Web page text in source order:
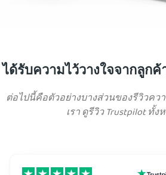
ได้รับความไว้วางใจจากลูก
ต่อไปนี้คือตัวอย่างบางส่วนของรีวิวคว
เรา ดูรีวิว Trustpilot ทั้ง